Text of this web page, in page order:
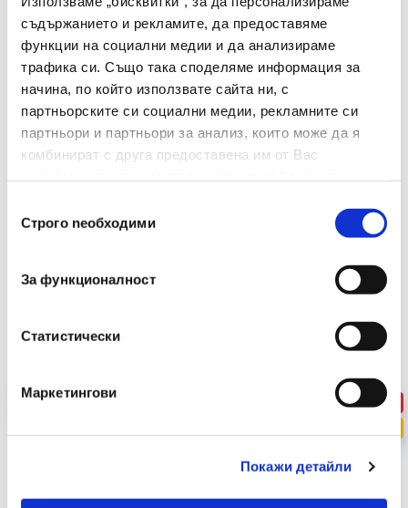
съдържанието и рекламите, да предоставяме
функции на социални медии и да анализираме
трафика си. Също така споделяме информация за
начина, по който използвате сайта ни, с
партньорските си социални медии, рекламните си
партньори и партньори за анализ, които може да я
комбинират с друга предоставена им от Вас
наСтрого nеобходими
За функционалност
Статистически
Маркетингови
Покажи детайли
Материал Метал
Брой В Опаковка 500
Размери(мм) 28
-26%